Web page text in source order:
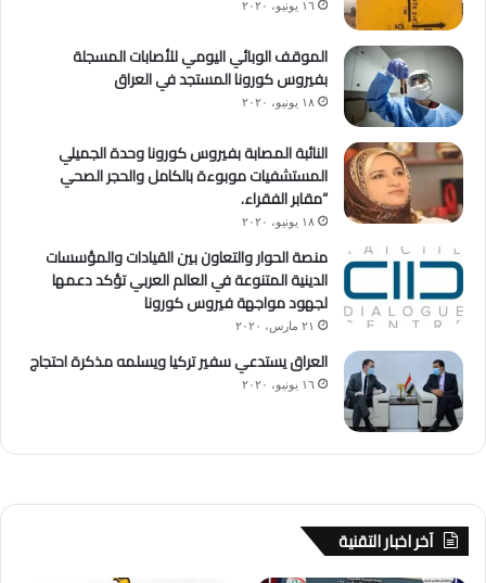
١٦ يونيو، ٢٠٢٠
الموقف الوبائي اليومي للأصابات المسجلة
بفيروس كورونا المستجد في العراق
١٨ يونيو، ٢٠٢٠
النائبة المصابة بفيروس كورونا وحدة الجميلي
المستشفيات موبوءة بالكامل والحجر الصحي
“مقابر الفقراء.
١٨ يونيو، ٢٠٢٠
منصة الحوار والتعاون بين القيادات والمؤسسات
الدينية المتنوعة في العالم العربي تؤكد دعمها
لجهود مواجهة فيروس كورونا
٢١ مارس، ٢٠٢٠
العراق يستدعي سفير تركيا ويسلمه مذكرة احتجاج
١٦ يونيو، ٢٠٢٠
آخر اخبار التقنية